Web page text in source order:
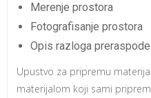
Merenje prostora
Fotografisanje prostora
Opis razloga
Upustvo za pripremu
materijalom koji sami